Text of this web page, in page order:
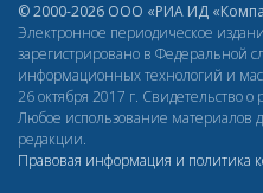
© 2000-2026 ООО «РИА ИД
Электронное периодическое
зарегистрировано в Федеральной
информационных технологий и
26 октября 2017 г. Свидетельство о
Любое использование материалов
редакции.
Правовая информация и политика